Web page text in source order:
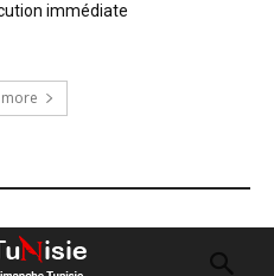
immédiate